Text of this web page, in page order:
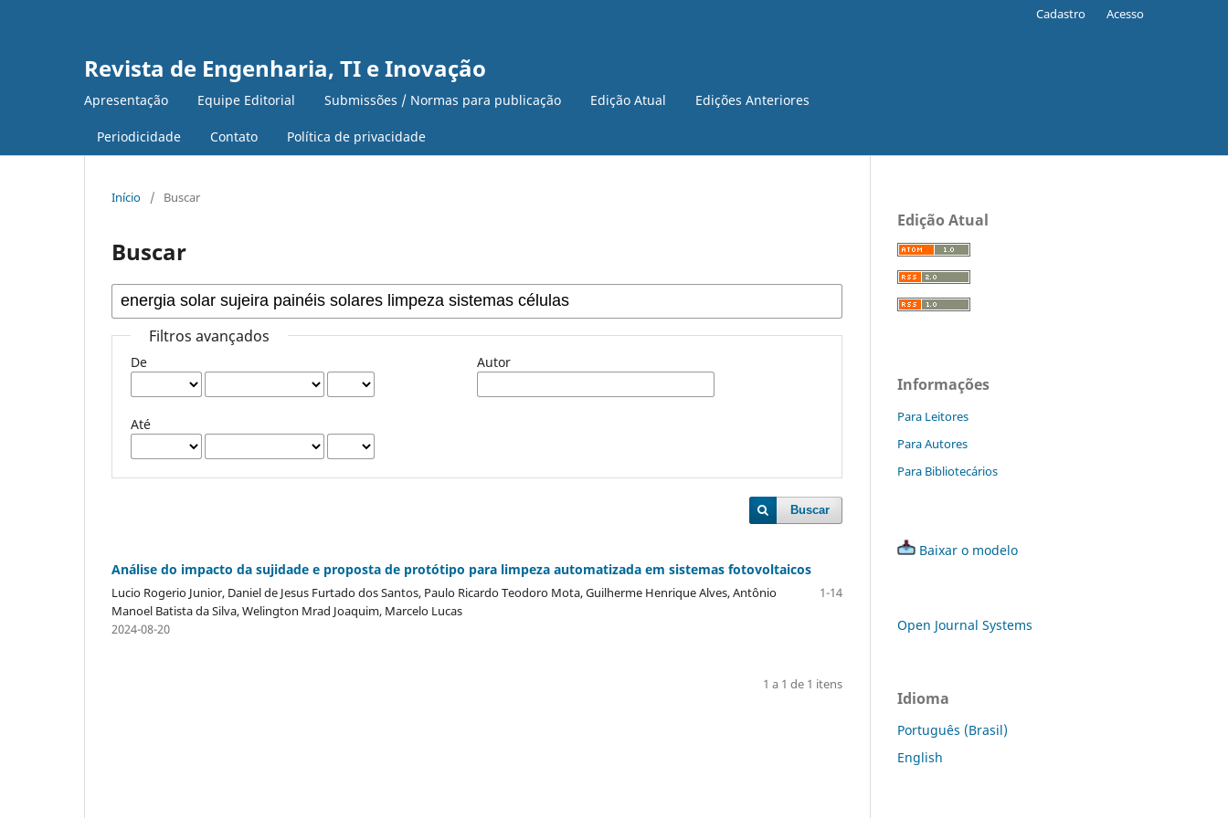
Revista de Engenharia, TI e Inovação
Apresentação Equipe Editorial Submissões / Normas para publicação Edição Atual Edições Anteriores
Periodicidade Contato Política de privacidade
Cadastro Acesso
Início / Buscar
Buscar
Filtros avançados
De
Até
Autor
Buscar
Análise do impacto da sujidade e proposta de protótipo para limpeza automatizada em sistemas fotovoltaicos
Lucio Rogerio Junior, Daniel de Jesus Furtado dos Santos, Paulo Ricardo Teodoro Mota, Guilherme Henrique Alves, Antônio
Manoel Batista da Silva, Welington Mrad Joaquim, Marcelo Lucas
1-14
2024-08-20
1 a 1 de 1 itens
Edição Atual
Informações
Para Leitores
Para Autores
Para Bibliotecários
Baixar o modelo
Open Journal Systems
Idioma
Português (Brasil)
English